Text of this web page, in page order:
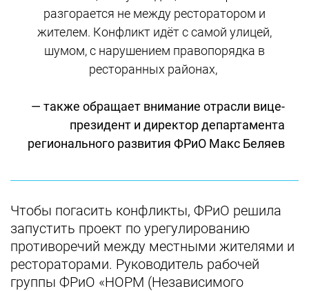
разгорается не между ресторатором и
жителем. Конфликт идёт с самой улицей,
шумом, с нарушением правопорядка в
ресторанных районах,
— также обращает внимание отрасли вице-
президент и директор департамента
регионального развития ФРиО Макс Беляев
Чтобы погасить конфликты, ФРиО решила
запустить проект по урегулированию
противоречий между местными жителями и
рестораторами. Руководитель рабочей
группы ФРиО «НОРМ (Независимого